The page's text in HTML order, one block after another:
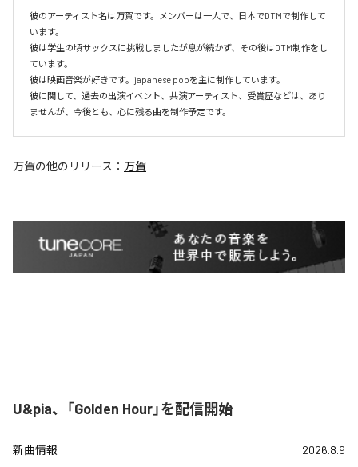
彼のアーティスト名は万賀です。メンバーは一人で、日本でDTMで制作して
います。
彼は学生の頃サックスに挑戦しましたが息が続かず、その後はDTM制作をし
ています。
彼は映画音楽が好きです。japanese popを主に制作しています。
彼に関して、過去の出演イベント、共演アーティスト、受賞歴などは、あり
ませんが、今後とも、心に残る曲を制作予定です。
万賀の他のリリース： 万賀
U&pia、「Golden Hour」を配信開始
新曲情報 2026.8.9